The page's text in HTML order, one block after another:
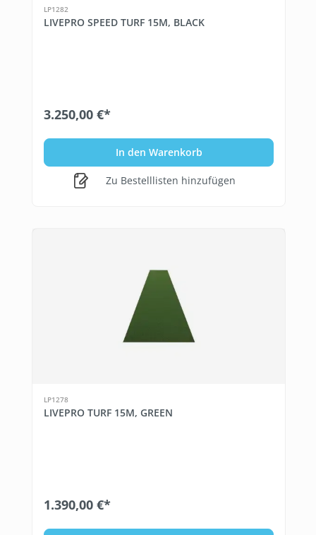
LP1282
LIVEPRO SPEED TURF 15M, BLACK
3.250,00 €*
In den Warenkorb
Zu Bestelllisten hinzufügen
LP1278
LIVEPRO TURF 15M, GREEN
1.390,00 €*